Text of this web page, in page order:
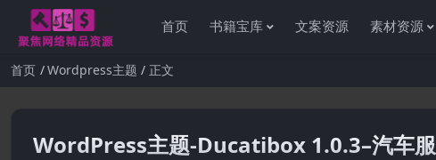
首页 书籍宝库 文案资源 素材资源
首页 Wordpress主题 正文
WordPress主题-Ducatibox 1.0.3–汽车